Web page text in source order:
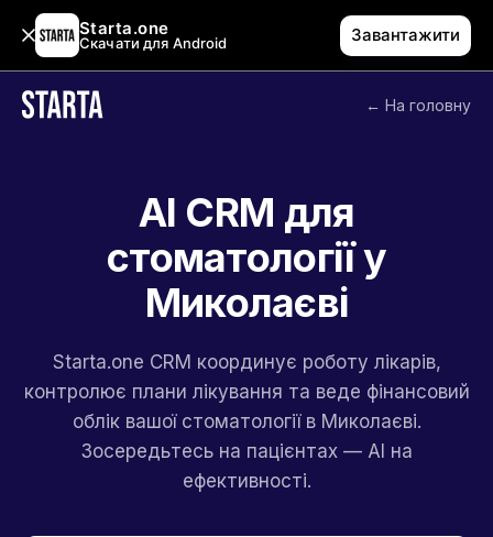
Starta.one
Скачати для Android Завантажити
← На головну
AI CRM для
стоматології у
Миколаєві
Starta.one CRM координує роботу лікарів,
контролює плани лікування та веде фінансовий
облік вашої стоматології в Миколаєві.
Зосередьтесь на пацієнтах — AI на
ефективності.